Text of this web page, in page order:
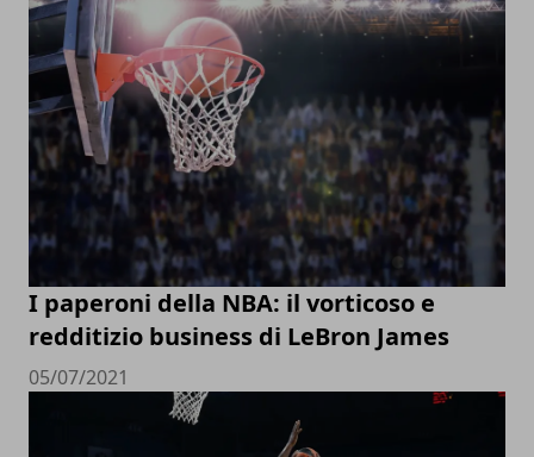
I paperoni della NBA: il vorticoso e
redditizio business di LeBron James
05/07/2021